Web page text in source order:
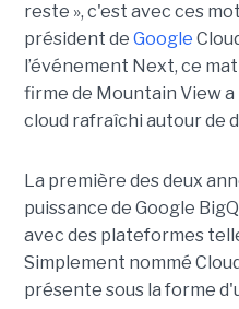
reste », c'est avec ces
président de Google
l’événement Next, ce
firme de Mountain View
cloud rafraîchi autour de
La première des deux
puissance de Google
avec des plateformes
Simplement nommé
présente sous la forme